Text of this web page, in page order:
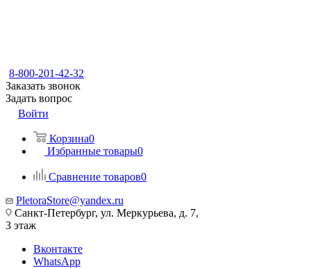
8-800-201-42-32
Заказать звонок
Задать вопрос
Войти
Корзина0
Избранные товары0
Сравнение товаров0
PletoraStore@yandex.ru
Санкт-Петербург, ул. Меркурьева, д. 7,
3 этаж
Вконтакте
WhatsApp